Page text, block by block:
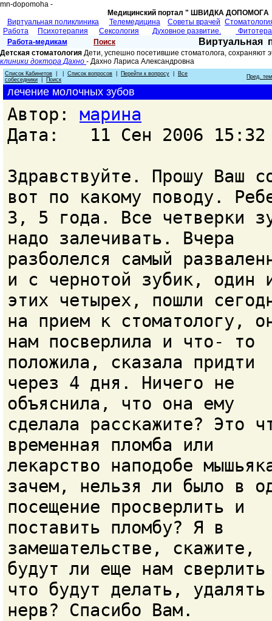
mn-dopomoha -
Медицинский портал " ШВИДКА
Виртуальная поликлиника
Телемедицина Советы врачей
Работа
Психотерапия Сексология Духовное развитие.
Работа-медикам
Поиск Виртуальная
Детская стоматология Дети, успешно посетившие стоматолога,
клиники доктора Дахно - Дахно Лариса Александровнa
Список Кабинетов Список вопросов Перейти к вопросу
Все
собеседники
Поиск Пред.
лечение молочных зубов
Автор: марина
Дата: 11 Сен 2006 15:32
Здравствуйте. Прошу Ваш
вот по какому поводу.
3, 5 года. Все четверки
надо залечивать. Вчера
разболелся самый
и с чернотой зубик, один
этих четырех, пошли
на прием к стоматологу,
нам посверлила и что- то
положила, сказала придти
через 4 дня. Ничего не
объяснила, что она ему
сделала расскажите? Это
временная пломба или
лекарство наподобе
зачем, нельзя ли было в
посещение просверлить и
поставить пломбу? Я в
замешательстве, скажите,
будут ли еще нам
что будут делать, удалять
нерв? Спасибо Вам.